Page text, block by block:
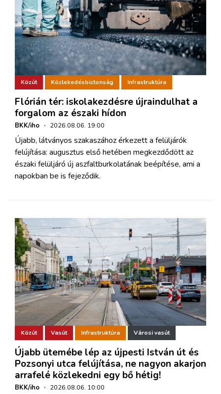
Közút Közlekedésbiztonság Infrastruktúra
Flórián tér: iskolakezdésre újraindulhat a
forgalom az északi hídon
BKK/iho · 2026.08.06. 19:00
Újabb, látványos szakaszához érkezett a felüljárók
felújítása: augusztus első hetében megkezdődött az
északi felüljáró új aszfaltburkolatának beépítése, ami a
napokban be is fejeződik.
Közút Vasút Infrastruktúra Városi vasút
Újabb ütemébe lép az újpesti István út és
Pozsonyi utca felújítása, ne nagyon akarjon
arrafelé közlekedni egy bő hétig!
BKK/iho · 2026.08.06. 10:00